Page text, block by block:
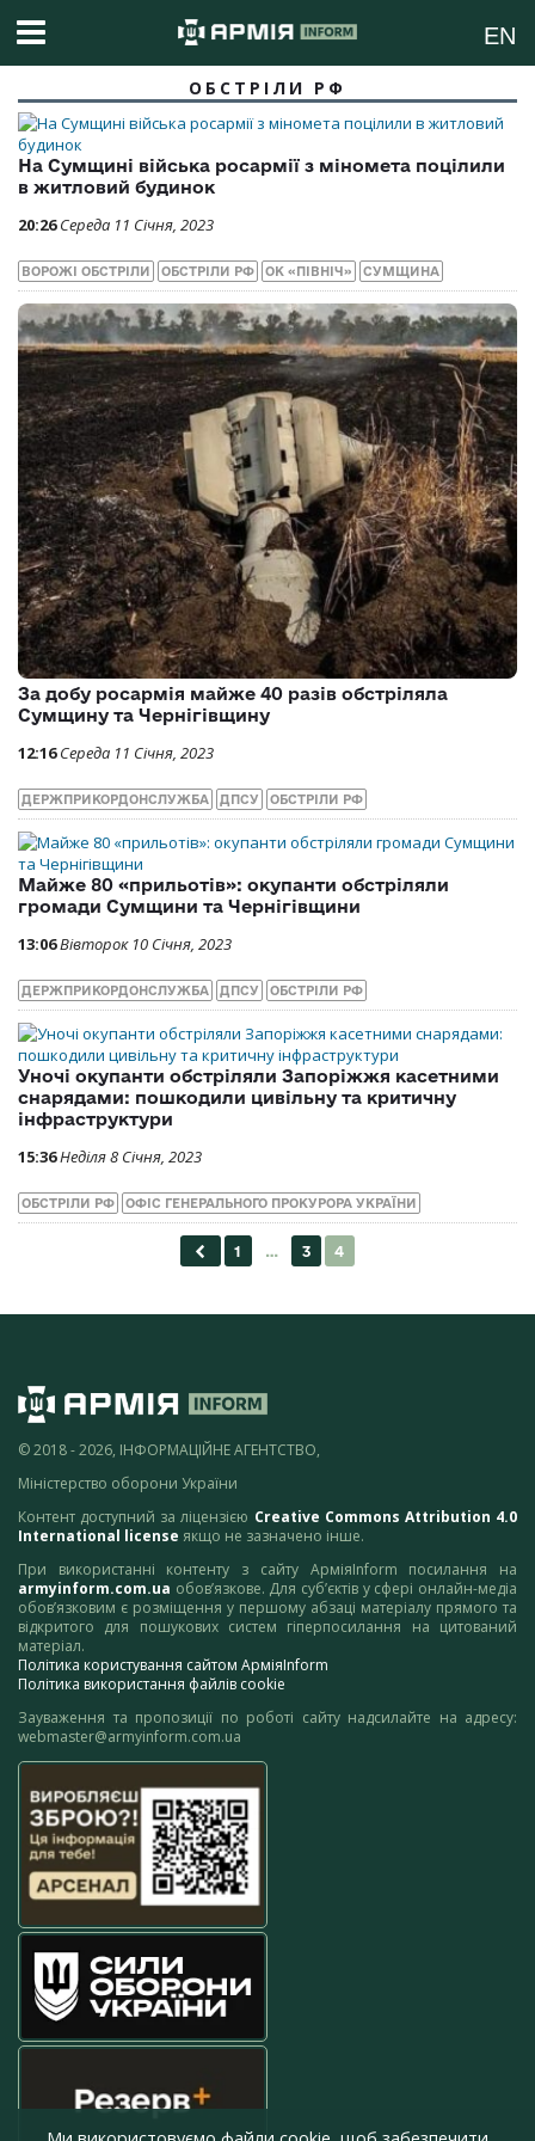
EN
ОБСТРІЛИ РФ
На Сумщині війська росармії з міномета поцілили
в житловий будинок
20:26 Середа 11 Січня, 2023
ВОРОЖІ ОБСТРІЛИ ОБСТРІЛИ РФ ОК «ПІВНІЧ» СУМЩИНА
За добу росармія майже 40 разів обстріляла
Сумщину та Чернігівщину
12:16 Середа 11 Січня, 2023
ДЕРЖПРИКОРДОНСЛУЖБА ДПСУ ОБСТРІЛИ РФ
Майже 80 «прильотів»: окупанти обстріляли
громади Сумщини та Чернігівщини
13:06Вівторок 10 Січня, 2023
ДЕРЖПРИКОРДОНСЛУЖБА ДПСУ ОБСТРІЛИ РФ
Уночі окупанти обстріляли Запоріжжя касетними
снарядами: пошкодили цивільну та критичну
інфраструктури
15:36Неділя 8 Січня, 2023
ОБСТРІЛИ РФ ОФІС ГЕНЕРАЛЬНОГО ПРОКУРОРА УКРАЇНИ
1
© 2018 - 2026, ІНФОРМАЦІЙНЕ АГЕНТСТВО,
Міністерство оборони України
Контент доступний за ліцензією Creative Commons Attribution 4.0
International license якщо не зазначено інше.
При використанні контенту з сайту АрміяInform посилання на
armyinform.com.ua обов’язкове. Для суб’єктів у сфері онлайн-медіа
обов’язковим є розміщення у першому абзаці матеріалу прямого та
відкритого для пошукових систем гіперпосилання на цитований
матеріал.
Політика користування сайтом АрміяInform
Політика використання файлів cookie
Зауваження та пропозиції по роботі сайту надсилайте на адресу:
webmaster@armyinform.com.ua